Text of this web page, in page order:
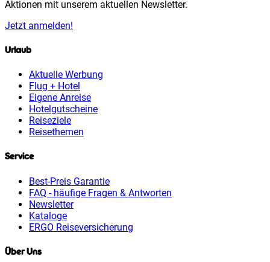
Aktionen mit unserem aktuellen Newsletter.
Jetzt anmelden!
Urlaub
Aktuelle Werbung
Flug + Hotel
Eigene Anreise
Hotelgutscheine
Reiseziele
Reisethemen
Service
Best-Preis Garantie
FAQ - häufige Fragen & Antworten
Newsletter
Kataloge
ERGO Reiseversicherung
Über Uns